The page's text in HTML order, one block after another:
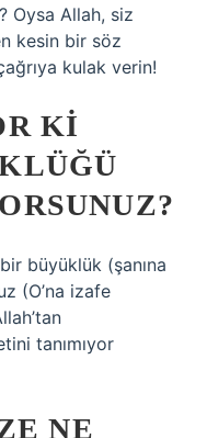
Oysa Allah, siz
kesin bir söz
kulak verin!
KI
büyüklük (şanına
(O’na izafe
tanımıyor
NE